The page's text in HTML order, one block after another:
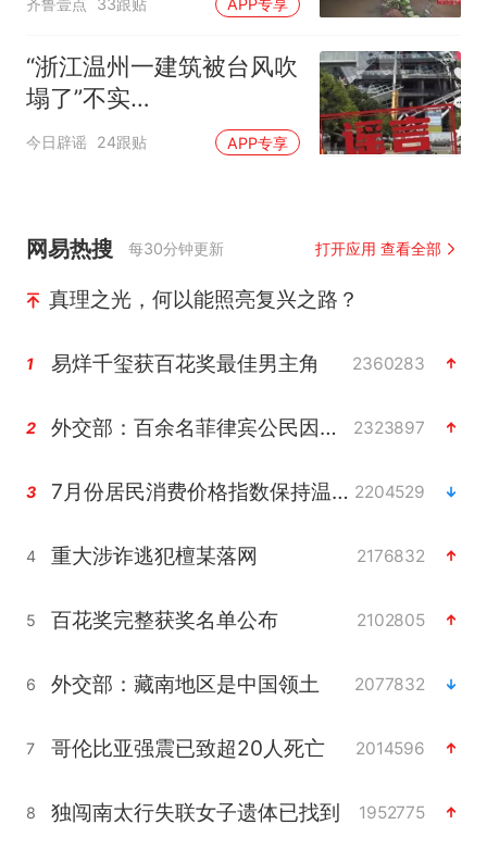
33跟贴 APP专享
“浙江温州一建筑被台风吹
塌了”不实
（2026·08·10）
今日辟谣 24跟贴 APP专享
网易热搜 每30分钟更新 打开应用 查看全部
真理之光，何以能照亮复兴之路？
1 易烊千玺获百花奖最佳男主角 2360283
2 外交部：百余名菲律宾公民因非法就业、非法居留被依法处理 2323897
3 7月份居民消费价格指数保持温和上涨 2204529
4 重大涉诈逃犯檀某落网 2176832
5 百花奖完整获奖名单公布 2102805
6 外交部：藏南地区是中国领土 2077832
7 哥伦比亚强震已致超20人死亡 2014596
8 独闯南太行失联女子遗体已找到 1952775